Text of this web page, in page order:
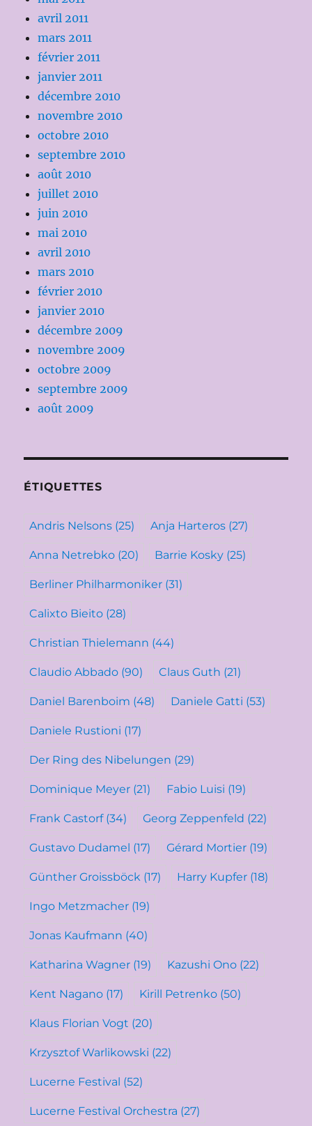
avril 2011
mars 2011
février 2011
janvier 2011
décembre 2010
novembre 2010
octobre 2010
septembre 2010
août 2010
juillet 2010
juin 2010
mai 2010
avril 2010
mars 2010
février 2010
janvier 2010
décembre 2009
novembre 2009
octobre 2009
septembre 2009
août 2009
ÉTIQUETTES
Andris Nelsons (25) Anja Harteros (27)
Anna Netrebko (20) Barrie Kosky (25)
Berliner Philharmoniker (31)
Calixto Bieito (28)
Christian Thielemann (44)
Claudio Abbado (90) Claus Guth (21)
Daniel Barenboim (48) Daniele Gatti (53)
Daniele Rustioni (17)
Der Ring des Nibelungen (29)
Dominique Meyer (21) Fabio Luisi (19)
Frank Castorf(34) Georg Zeppenfeld (22)
Gustavo Dudamel (17) Gérard Mortier (19)
Günther Groissböck (17) Harry Kupfer (18)
Ingo Metzmacher (19)
Jonas Kaufmann (40)
Katharina Wagner (19) Kazushi Ono (22)
Kent Nagano (17) Kirill Petrenko (50)
Klaus Florian Vogt (20)
Krzysztof Warlikowski (22)
Lucerne Festival (52)
Lucerne Festival Orchestra (27)